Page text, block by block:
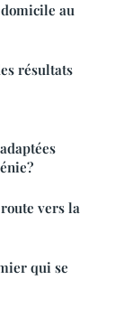
au
résultats
vers la
qui se